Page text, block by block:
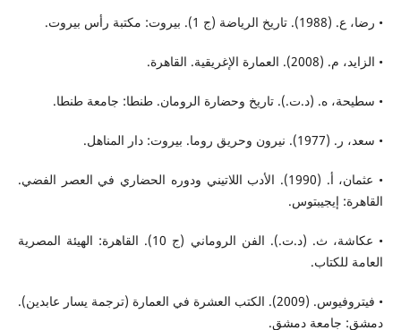
• رضا، ع. (1988). تاريخ الرياضة (ج 1). بيروت: مكتبة رأس بيروت.
• الزايد، م. (2008). العمارة الإغريقية. القاهرة.
• سطيحة، ه. (د.ت.). تاريخ وحضارة الرومان. طنطا: جامعة طنطا.
• سعد، ر. (1977). نيرون وحريق روما. بيروت: دار المناهل.
• عثمان، أ. (1990). الأدب اللاتيني ودوره الحضاري في العصر الفضي.
القاهرة: إيجيبتوس.
• عكاشة، ث. (د.ت.). الفن الروماني (ج 10). القاهرة: الهيئة المصرية
العامة للكتاب.
• فيتروفيوس. (2009). الكتب العشرة في العمارة (ترجمة يسار عابدين).
دمشق: جامعة دمشق.